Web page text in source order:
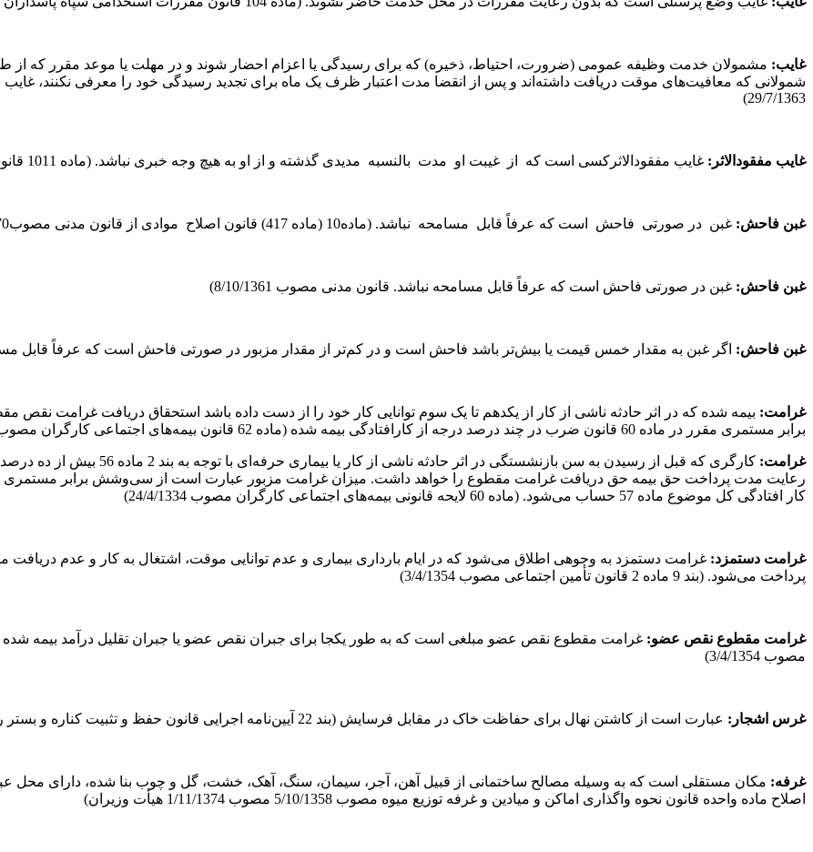
غایب: مشمولان خدمت وظیفه عمومی (ضرورت، احتیاط، ذخیره) که برای رسیدگی یا اعزام احضار شوند و در مهلت یا موعد مقرر که از
29/7/1363)
غایب مفقودالاثر : غایب مفقودالاثرکسی است که از غیبت او مدت بالنسبه مدیدی ‌گذشته و از او به هیچ وجه خبری نباشد. (ماده 1011 قانون مدنی)
غبن فاحش: غبن در صورتی فاحش است ‌که عرفاً قابل مسامحه نباشد. (ماده10 (ماده 417) قانون اصلاح موادی از قانون مدنی مصوب14/8/1370)
غبن فاحش: غبن در صورتی فاحش است که عرفاً قابل مسامحه نباشد. قانون مدنی مصوب 8/10/1361)
غبن فاحش: اگر غبن به مقدار خمس قیمت یا بیش‌تر باشد فاحش است و در کم‌تر از مقدار مزبور در صورتی فاحش است که عرفاً قابل مسامحه نباشد.
غرامت: بیمه شده که در اثر حادثه ناشی از کار از یکدهم تا یک سوم توانایی کار خود را از دست داده باشد استحقاق دریافت
برابر مستمری مقرر در ماده 60 قانون ضرب در چند درصد درجه از کارافتادگی بیمه شده (ماده 62 قانون بیمه‌های اجتماعی کارگران مصوب 21/2/1339)
غرامت:
کارگری که قبل از رسیدن به سن
رعایت مدت پرداخت حق بیمه حق دریافت غرامت مقطوع را خواهد داشت. میزان غرامت مزبور عبارت است از سی‌وشش برابر مستمری
کار افتادگی کل موضوع ماده 57 حساب می‌شود. (ماده 60 لایحه قانونی بیمه‌های اجتماعی کارگران مصوب 24/4/1334)
غرامت دستمزد: غرامت دستمزد به وجوهی اطلاق می‌شود که در ایام بارداری بیماری و عدم توانایی موقت، اشتغال به کار و عدم دریافت
پرداخت می‌شود. (بند 9 ماده 2 قانون تأمین اجتماعی مصوب 3/4/1354)
غرامت مقطوع نقص عضو:
مصوب 3/4/1354)
غرس اشجار : عبارت است از کاشتن نهال برای حفاظت خاک در مقابل فرسایش (بند 22 آیین‌نامه اجرایی قانون حفظ و تثبیت کناره و بستر رودخانه‌های مرزی مصوب 18/12/1363 هیأت وزیران)
غرفه:
اصلاح ماده واحده قانون نحوه واگذاری اماکن و میادین و غرفه توزیع میوه مصوب 5/10/1358 مصوب 1/11/1374 هیأت وزیران)